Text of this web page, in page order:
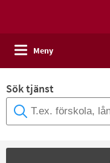
Meny
Sök tjänst